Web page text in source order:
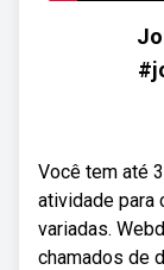
Você tem até
atividade para
variadas.
chamados de